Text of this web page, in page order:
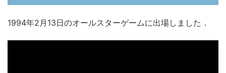
1994年2月13日のオールスターゲームに出場しました．